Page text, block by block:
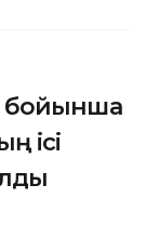
бойынша
ісі